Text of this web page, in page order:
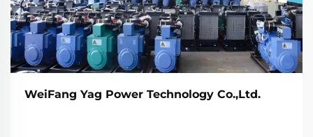
WeiFang Yag Power Technology Co.,Ltd.